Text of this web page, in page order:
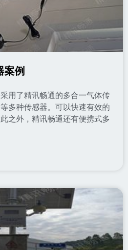
案例
用了精讯畅通的多合一气体传
多种传感器。可以快速有效的
之外，精讯畅通还有便携式多